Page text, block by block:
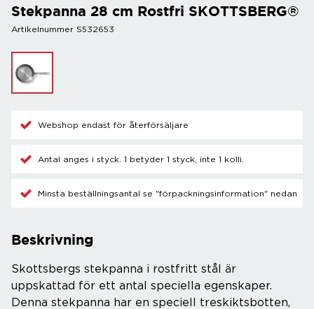
Stekpanna 28 cm Rostfri SKOTTSBERG®
Artikelnummer S532653
Webshop endast för återförsäljare
Antal anges i styck. 1 betyder 1 styck, inte 1 kolli.
Minsta beställningsantal se "förpackningsinformation" nedan
Beskrivning
Skottsbergs stekpanna i rostfritt stål är
uppskattad för ett antal speciella egenskaper.
Denna stekpanna har en speciell treskiktsbotten,